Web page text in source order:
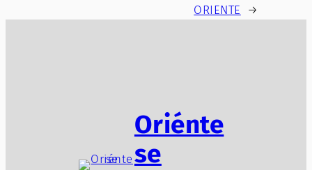
ORIENTE
→
Oriénte
se